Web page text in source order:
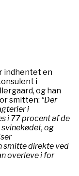
indhentet en
i
og han
smitten: “Der
i
i 77 procent af de
og
smitte direkte ved
overleve i for